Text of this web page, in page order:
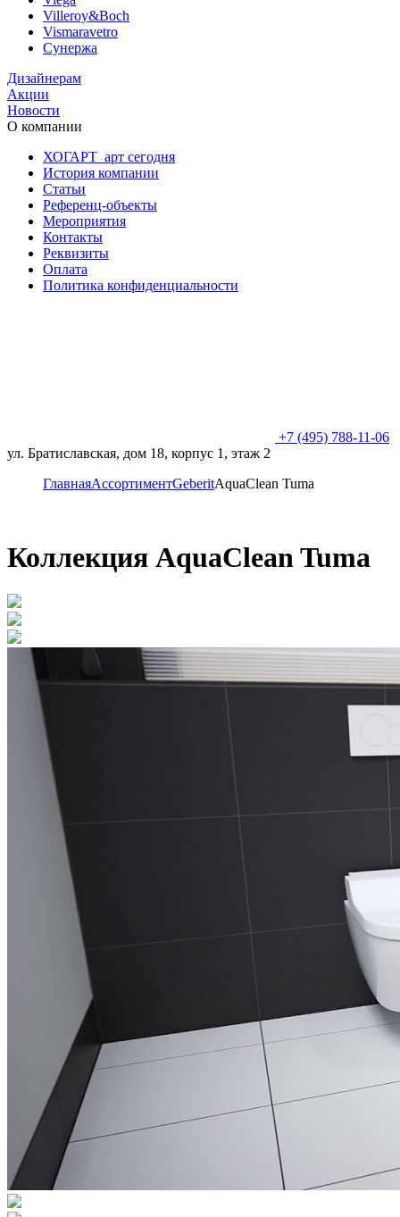
Villeroy&Boch
Vismaravetro
Сунержа
Дизайнерам
Акции
Новости
О компании
ХОГАРТ_арт сегодня
История компании
Статьи
Референц-объекты
Мероприятия
Контакты
Реквизиты
Оплата
Политика конфиденциальности
+7 (495) 788-11-06
ул. Братиславская, дом 18, корпус 1, этаж 2
ГлавнаяАссортиментGeberitAquaClean Tuma
Коллекция AquaClean Tuma